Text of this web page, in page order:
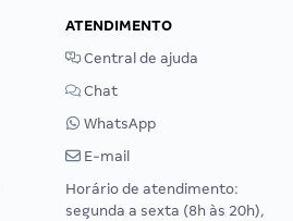
ATENDIMENTO
Central de ajuda
Chat
WhatsApp
E-mail
Horário de atendimento:
segunda a sexta (8h às 20h),